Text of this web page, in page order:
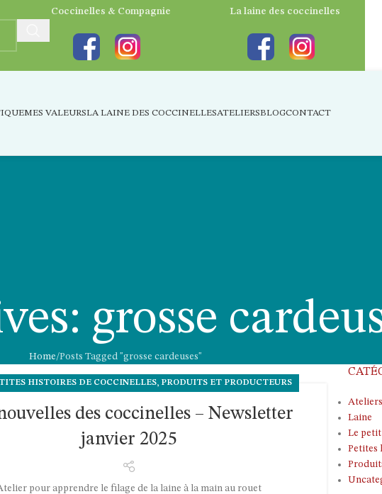
MES VALEURSLA LAINE DES COCCINELLESATELIERSBLOGCONTACT
grosse
Home Posts Tagged "grosse cardeuses"
HISTOIRES DE COCCINELLES, PRODUITS ET PRODUCTEURS
des coccinelles – Newsletter
janvier 2025
pour apprendre le filage de la laine à la main au rouet
Ateliers
Laine
Le
Petites
Coccinelles & Compagnie La laine des coccinelles